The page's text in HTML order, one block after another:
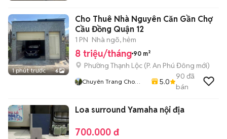
1 phút trước 6
Cho Thuê Nhà Nguyên Căn Gần Chợ
Cầu Đồng Quận 12
1 PN Nhà ngõ, hẻm
8 triệu/tháng 90 m²
Phường Thạnh Lộc (P. An Phú Đông mới)
Chuyên Trang Cho
5.0
90 đã
bán
Loa surround Yamaha nội địa
700.000 đ